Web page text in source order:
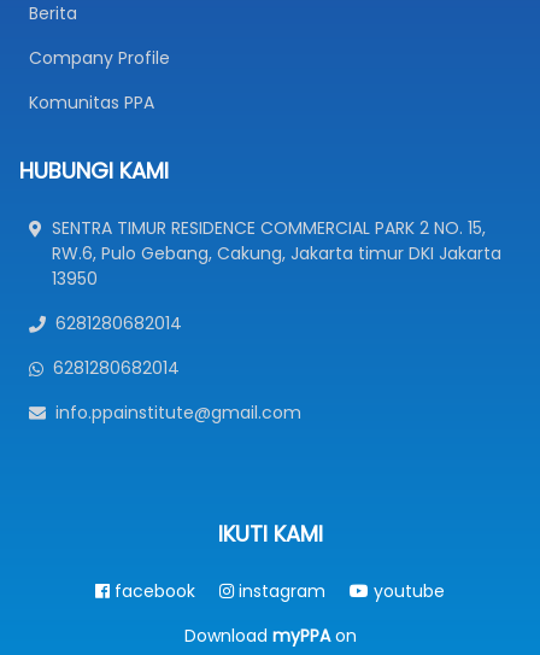
Berita
Company Profile
Komunitas PPA
HUBUNGI KAMI
SENTRA TIMUR RESIDENCE COMMERCIAL PARK 2 NO. 15,
RW.6, Pulo Gebang, Cakung, Jakarta timur DKI Jakarta
13950
6281280682014
6281280682014
info.ppainstitute@gmail.com
IKUTI KAMI
facebook instagram
youtube
Download myPPAon